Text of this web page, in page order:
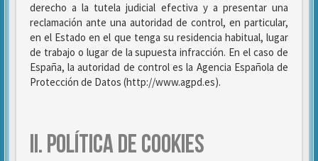
derecho a la tutela judicial efectiva y a presentar una
reclamación ante una autoridad de control, en particular,
en el Estado en el que tenga su residencia habitual, lugar
de trabajo o lugar de la supuesta infracción. En el caso de
España, la autoridad de control es la Agencia Española de
Protección de Datos (http://www.agpd.es).
II. POLÍTICA DE COOKIES